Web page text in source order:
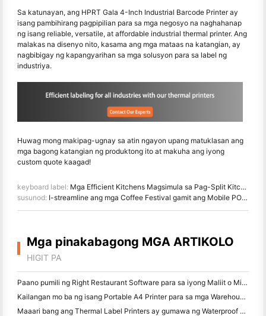
Sa katunayan, ang HPRT Gala 4-Inch Industrial Barcode Printer ay
isang pambihirang pagpipilian para sa mga negosyo na naghahanap
ng isang reliable, versatile, at affordable industrial thermal printer. Ang
malakas na disenyo nito, kasama ang mga mataas na katangian, ay
nagbibigay ng kapangyarihan sa mga solusyon para sa label ng
industriya.
Huwag mong makipag-ugnay sa atin ngayon upang matuklasan ang
mga bagong katangian ng produktong ito at makuha ang iyong
custom quote kaagad!
keyboard label: Mga Efficient Kitchens Magsimula sa Pag-Split Kitchen Order Printing
susunod: I-streamline ang mga Coffee Festival gamit ang Mobile POS at HPRT TP80N Receipt Printer
Mga pinakabagong MGA ARTIKOLO
HIGIT PA
Paano pumili ng Right Restaurant Software para sa iyong Maliit o Midsize Restaurant
Kailangan mo ba ng isang Portable A4 Printer para sa mga Warehouse Invoices? Ano talagang gumagana
Maaari bang ang Thermal Label Printers ay gumawa ng Waterproof Labels para sa mga maliliit na Producto ng negosyo?